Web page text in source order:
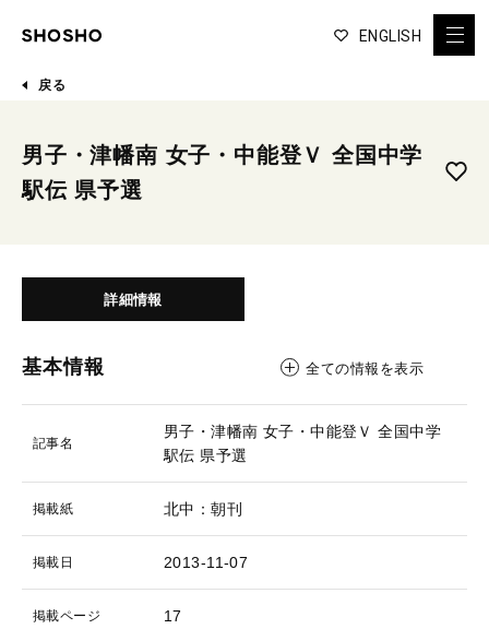
ENGLISH
戻る
男子・津幡南 女子・中能登Ｖ 全国中学
駅伝 県予選
詳細情報
基本情報 全ての情報を表示
記事名
男子・津幡南 女子・中能登Ｖ 全国中学
駅伝 県予選
掲載紙 北中：朝刊
掲載日 2013-11-07
掲載ページ 17